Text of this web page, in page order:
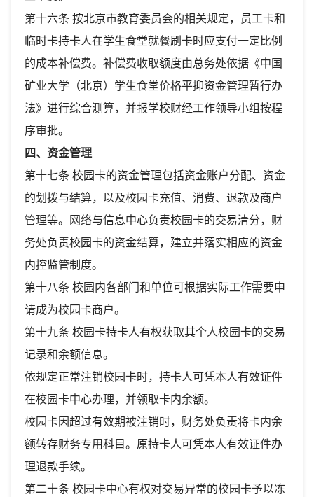
第十六条 按北京市教育委员会的相关规定，员工卡和
临时卡持卡人在学生食堂就餐刷卡时应支付一定比例
的成本补偿费。补偿费收取额度由总务处依据《中国
矿业大学（北京）学生食堂价格平抑资金管理暂行办
法》进行综合测算，并报学校财经工作领导小组按程
序审批。
四、资金管理
第十七条 校园卡的资金管理包括资金账户分配、资金
的划拨与结算，以及校园卡充值、消费、退款及商户
管理等。网络与信息中心负责校园卡的交易清分，财
务处负责校园卡的资金结算，建立并落实相应的资金
内控监管制度。
第十八条 校园内各部门和单位可根据实际工作需要申
请成为校园卡商户。
第十九条 校园卡持卡人有权获取其个人校园卡的交易
记录和余额信息。
依规定正常注销校园卡时，持卡人可凭本人有效证件
在校园卡中心办理，并领取卡内余额。
校园卡因超过有效期被注销时，财务处负责将卡内余
额转存财务专用科目。原持卡人可凭本人有效证件办
理退款手续。
第二十条 校园卡中心有权对交易异常的校园卡予以冻